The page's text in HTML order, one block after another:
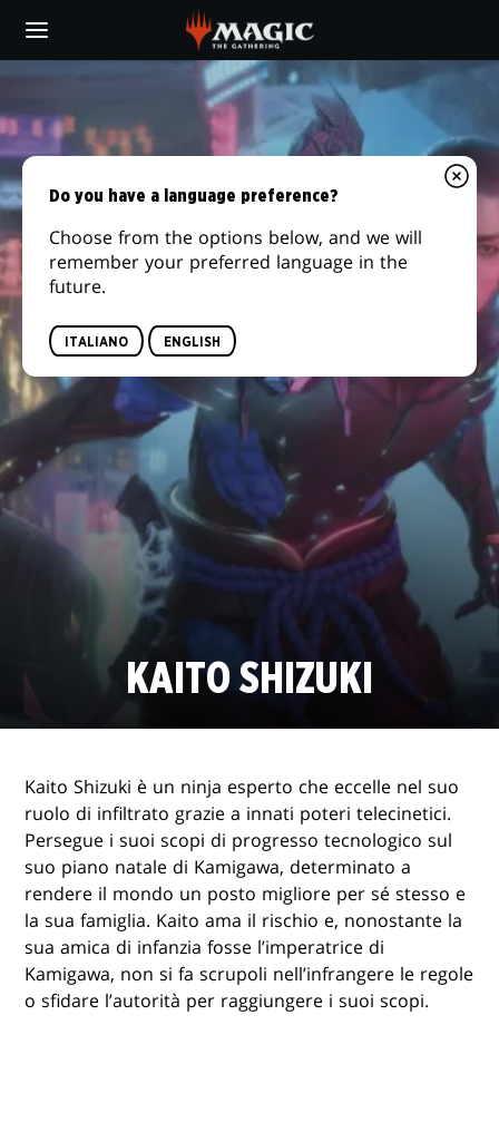
main
KAITO SHIZUKI
Kaito Shizuki è un ninja esperto che eccelle nel suo
ruolo di infiltrato grazie a innati poteri telecinetici.
Persegue i suoi scopi di progresso tecnologico sul
suo piano natale di Kamigawa, determinato a
rendere il mondo un posto migliore per sé stesso e
la sua famiglia. Kaito ama il rischio e, nonostante la
sua amica di infanzia fosse l’imperatrice di
Kamigawa, non si fa scrupoli nell’infrangere le regole
o sfidare l’autorità per raggiungere i suoi scopi.
Do you have a language preference?
Choose from the options below, and we will
remember your preferred language in the
future.
ITALIANO ENGLISH